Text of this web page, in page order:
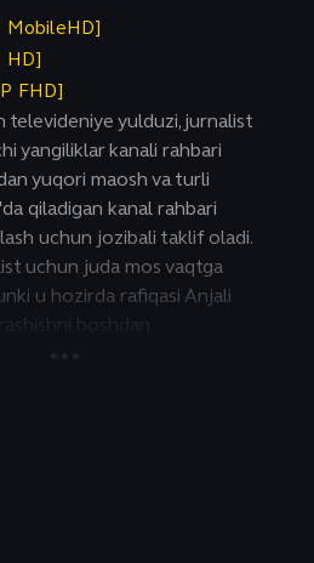
MobileHD]
HD]
FHD]
televideniye yulduzi, jurnalist
yangiliklar kanali rahbari
yuqori maosh va turli
qiladigan kanal rahbari
uchun jozibali taklif oladi.
uchun juda mos vaqtga
u hozirda rafiqasi Anjali
boshdan